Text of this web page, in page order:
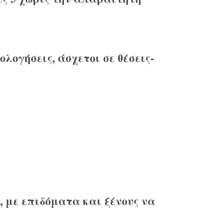
άσχετοι σε θέσεις-
επιδόματα και ξένους να